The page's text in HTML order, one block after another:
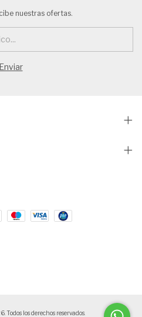
nuestras ofertas.
los derechos reservados.